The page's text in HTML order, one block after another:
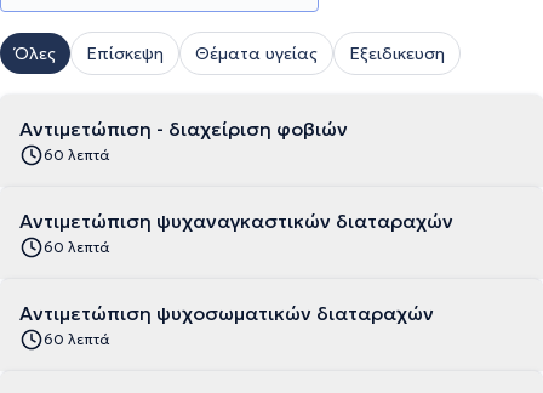
Όλες Επίσκεψη Θέματα υγείας Εξειδικευση
Αντιμετώπιση - διαχείριση φοβιών
60 λεπτά
Αντιμετώπιση ψυχαναγκαστικών διαταραχών
60 λεπτά
Αντιμετώπιση ψυχοσωματικών διαταραχών
60 λεπτά